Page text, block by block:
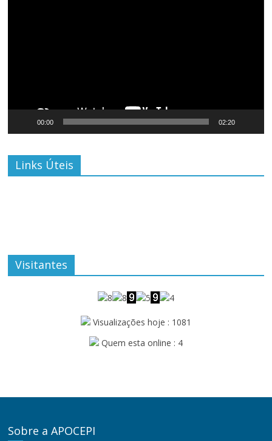
00:00 02:20
Links Úteis
Visitantes
Visualizações hoje : 1081
Quem esta online : 4
Sobre a APOCEPI